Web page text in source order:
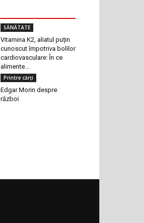
SĂNĂTATE
Vitamina K2, aliatul puțin
cunoscut împotriva bolilor
cardiovasculare: În ce
alimente...
Printre cărți
Edgar Morin despre
război